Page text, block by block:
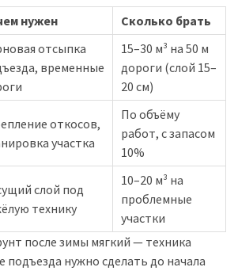
нужен Сколько брать
отсыпка
временные
15–30 м³ на 50 м
дороги (слой 15–
20 см)
откосов,
участка
По объёму
работ, с запасом
10%
слой под
технику
10–20 м³ на
проблемные
участки
после зимы мягкий — техника
подъезда нужно сделать до начала